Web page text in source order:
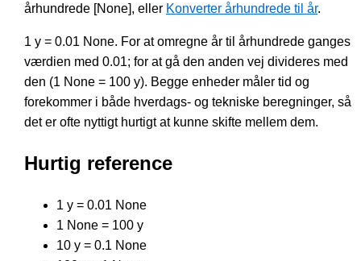
århundrede [None], eller Konverter århundrede til år.
1 y = 0.01 None. For at omregne år til århundrede ganges
værdien med 0.01; for at gå den anden vej divideres med
den (1 None = 100 y). Begge enheder måler tid og
forekommer i både hverdags- og tekniske beregninger, så
det er ofte nyttigt hurtigt at kunne skifte mellem dem.
Hurtig reference
1 y = 0.01 None
1 None = 100 y
10 y = 0.1 None